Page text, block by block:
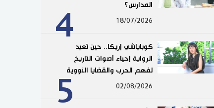
4
المدارس؟
18/07/2026
5
كوباياشي إريكا.. حين تعيد
الرواية إحياء أصوات التاريخ
لفهم الحرب والقضايا النووية
02/08/2026